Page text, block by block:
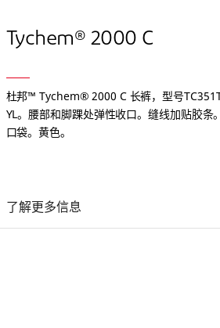
Tychem® 2000 C
杜邦™ Tychem® 2000 C 长裤，型号
YL。腰部和脚踝处弹性收口。缝线加贴胶条
口袋。黄色。
了解更多信息